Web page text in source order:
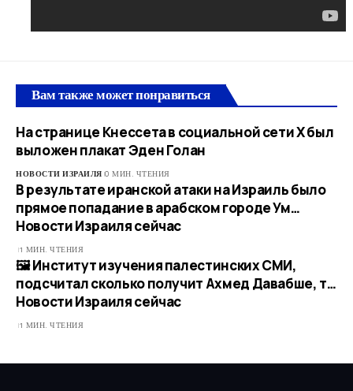
Вам также может понравиться
На странице Кнессета в социальной сети Х был
выложен плакат Эден Голан
НОВОСТИ ИЗРАИЛЯ 0 МИН. ЧТЕНИЯ
В результате иранской атаки на Израиль было
прямое попадание в арабском городе Ум…​
Новости Израиля сейчас
1 МИН. ЧТЕНИЯ
🖼 Институт изучения палестинских СМИ,
подсчитал сколько получит Ахмед Давабше, т…​
Новости Израиля сейчас
1 МИН. ЧТЕНИЯ